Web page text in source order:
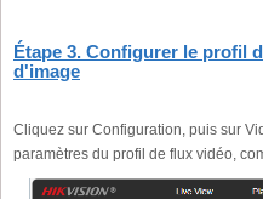
Étape 3. Configurer le profil
d'image
Cliquez sur Configuration, puis sur
paramètres du profil de flux vidéo,